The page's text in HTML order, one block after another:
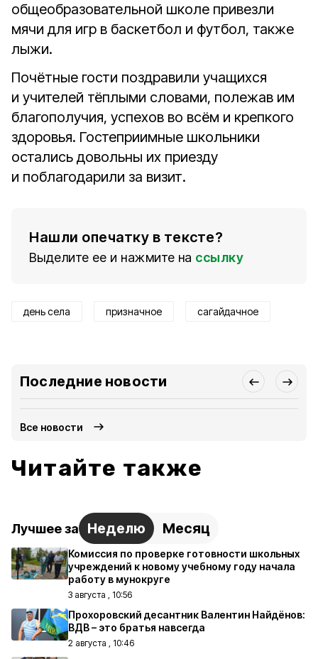
общеобразовательной школе привезли
мячи для игр в баскетбол и футбол, также
лыжи.
Почётные гости поздравили учащихся
и учителей тёплыми словами, полежав им
благополучия, успехов во всём и крепкого
здоровья. Гостеприимные школьники
остались довольны их приезду
и поблагодарили за визит.
Нашли опечатку в тексте?
Выделите ее и нажмите на ссылку
день села призначное сагайдачное
Последние новости
Все новости
Читайте также
Лучшее за Неделю Месяц
Комиссия по проверке готовности школьных
учреждений к новому учебному году начала
работу в мунокруге
3 августа , 10:56
Прохоровский десантник Валентин Найдёнов:
ВДВ – это братья навсегда
2 августа , 10:46